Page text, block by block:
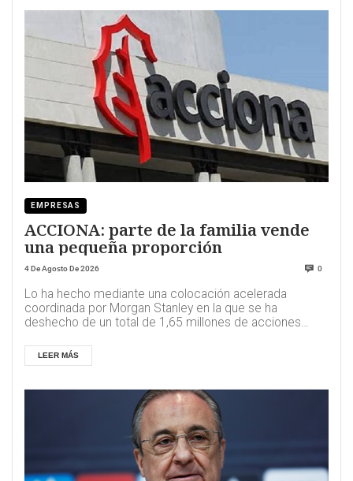
EMPRESAS
ACCIONA: parte de la familia vende
una pequeña proporción
4 De Agosto De 2026 0
Lo ha hecho mediante una colocación acelerada
coordinada por Morgan Stanley en la que se ha
deshecho de un total de 1,65 millones de acciones
LEER MÁS